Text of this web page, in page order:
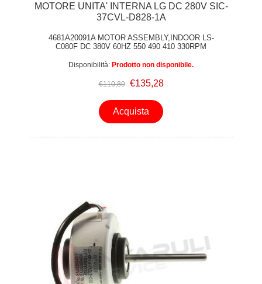
MOTORE UNITA' INTERNA LG DC 280V SIC-
37CVL-D828-1A
4681A20091A MOTOR ASSEMBLY,INDOOR LS-
C080F DC 380V 60HZ 550 490 410 330RPM
Disponibilità: Prodotto non disponibile.
€110,89 €135,28
Acquista